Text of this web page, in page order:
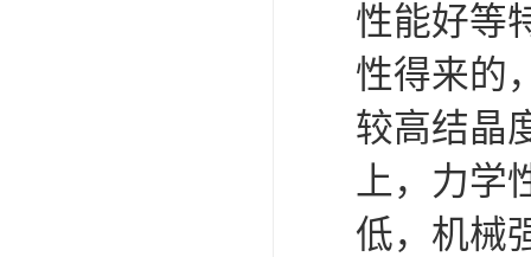
性能好等
性得来的
较高结晶
上，力学
低，机械